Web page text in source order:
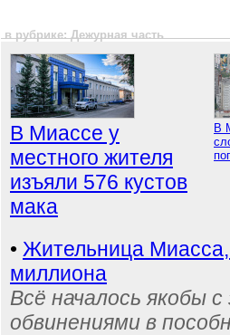
в рубрике: Дежурная часть
В Миассе у
местного жителя
изъяли 576 кустов
мака
В
• Жительница
миллиона
Всё началось якобы
обвинениями в